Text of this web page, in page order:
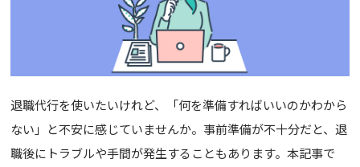
退職代行を使いたいけれど、「何を準備すればいいのかわから
ない」と不安に感じていませんか。事前準備が不十分だと、退
職後にトラブルや手間が発生することもあります。本記事で